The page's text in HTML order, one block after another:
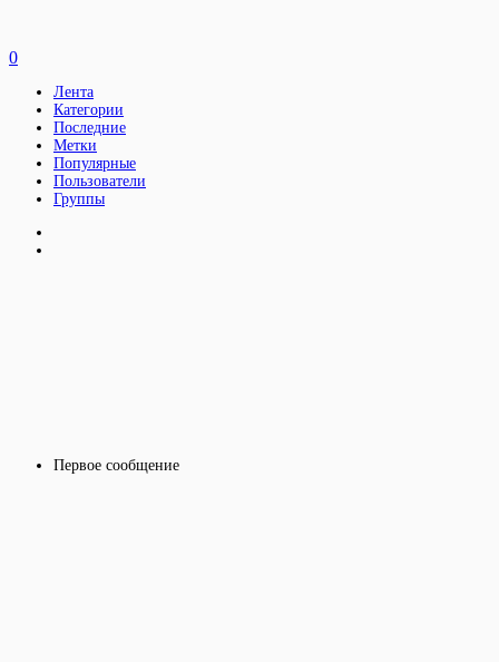
Первое сообщение
0
Лента
Категории
Последние
Метки
Популярные
Пользователи
Группы